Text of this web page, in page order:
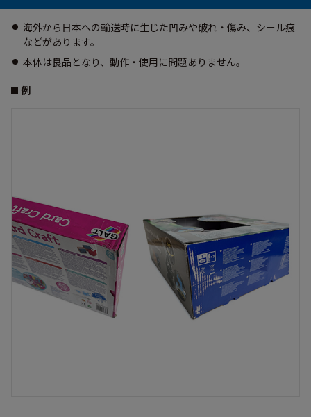
海外から日本への輸送時に生じた凹みや破れ・傷み、シール痕
などがあります。
本体は良品となり、動作・使用に問題ありません。
例